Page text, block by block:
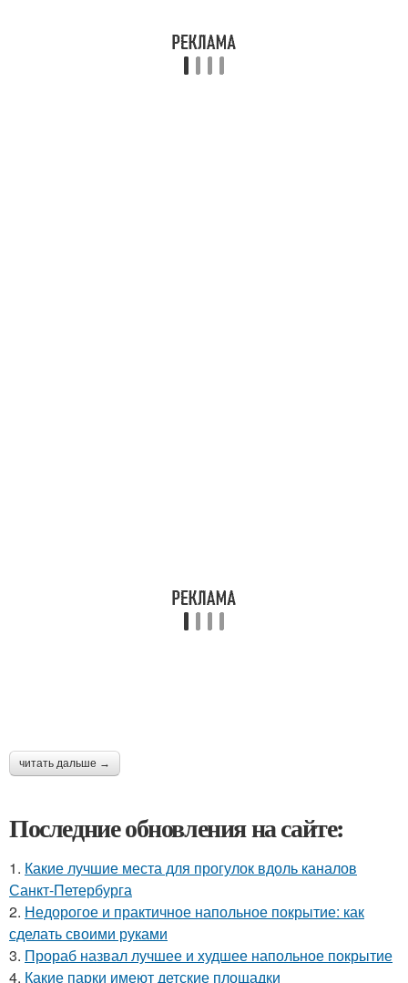
читать дальше →
Последние обновления на сайте:
1. Какие лучшие места для прогулок вдоль каналов
Санкт-Петербурга
2. Недорогое и практичное напольное покрытие: как
сделать своими руками
3. Прораб назвал лучшее и худшее напольное покрытие
4. Какие парки имеют детские площадки